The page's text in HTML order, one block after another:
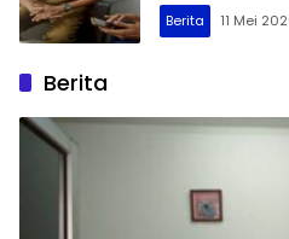
Berita 11 Mei
Berita